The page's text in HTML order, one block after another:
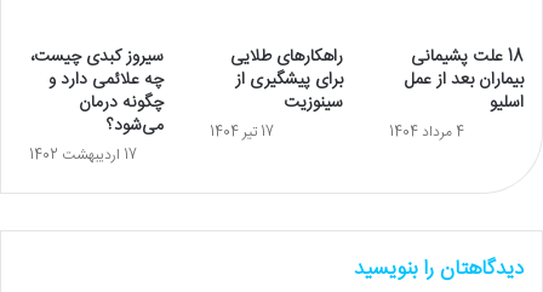
18 علت پشیمانی
بیماران بعد از عمل
اسلیو
4 مرداد 1404
راهکارهای طلایی
برای پیشگیری از
سینوزیت
17 تیر 1404
سیروز کبدی چیست،
چه علائمی دارد و
چگونه درمان
می‌شود؟
17 اردیبهشت 1402
دیدگاهتان را بنویسید